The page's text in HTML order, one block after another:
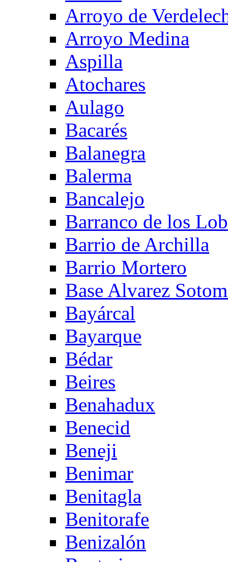
Arroyo de
Arroyo Medina
Aspilla
Atochares
Aulago
Bacarés
Balanegra
Balerma
Bancalejo
Barranco de los
Barrio de Archilla
Barrio Mortero
Base Alvarez
Bayárcal
Bayarque
Bédar
Beires
Benahadux
Benecid
Beneji
Benimar
Benitagla
Benitorafe
Benizalón